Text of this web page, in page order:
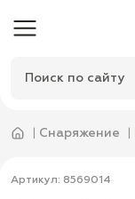
Снаряжение
Артикул: 8569014